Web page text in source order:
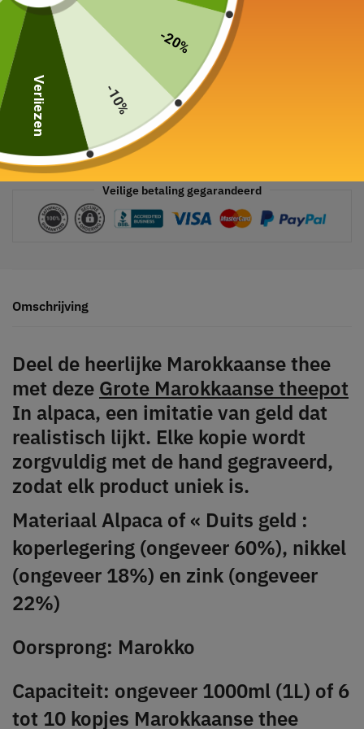
Veilige betaling gegarandeerd
Omschrijving
Deel de heerlijke Marokkaanse thee
met deze Grote Marokkaanse theepot
In alpaca, een imitatie van geld dat
realistisch lijkt. Elke kopie wordt
zorgvuldig met de hand gegraveerd,
zodat elk product uniek is.
Materiaal Alpaca of « Duits geld :
koperlegering (ongeveer 60%), nikkel
(ongeveer 18%) en zink (ongeveer
22%)
Oorsprong: Marokko
Capaciteit: ongeveer 1000ml (1L) of 6
tot 10 kopjes Marokkaanse thee
-20%
-10%
Verliezen